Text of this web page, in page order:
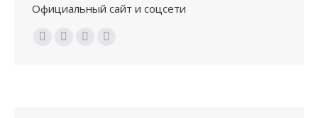
Официальный сайт и соцсети
Ищите нас: